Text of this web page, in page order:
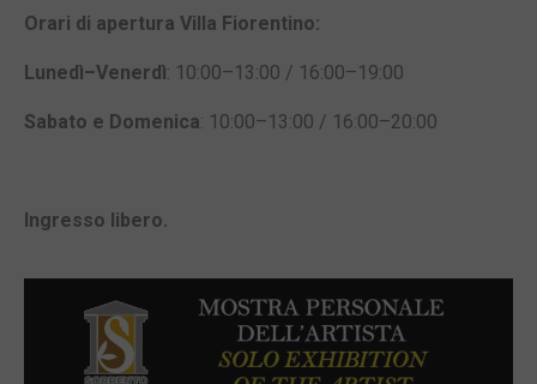
Orari di apertura Villa Fiorentino:
Lunedì–Venerdì: 10:00–13:00 / 16:00–19:00
Sabato e Domenica: 10:00–13:00 / 16:00–20:00
Ingresso libero.